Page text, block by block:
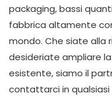
packaging, bassi
fabbrica altamente
mondo. Che siate alla
desideriate ampliare
esistente, siamo il
contattarci in